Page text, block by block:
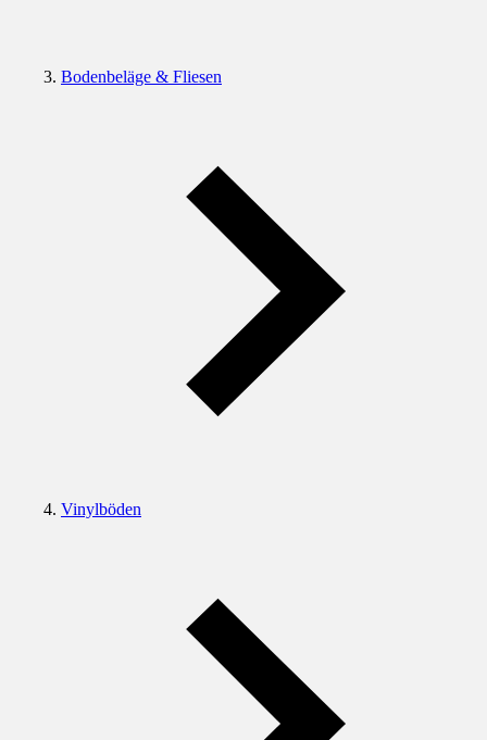
Bodenbeläge & Fliesen
Vinylböden